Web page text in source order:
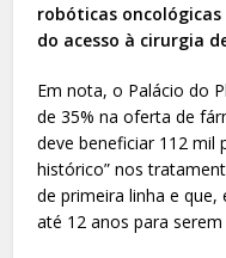
robóticas
do acesso à cirurgia
Em nota, o Palácio do
de 35% na oferta de
deve beneficiar 112 mil
histórico” nos
de primeira linha e
até 12 anos para